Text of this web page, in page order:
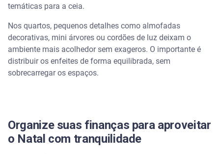
temáticas para a ceia.
Nos quartos, pequenos detalhes como almofadas
decorativas, mini árvores ou cordões de luz deixam o
ambiente mais acolhedor sem exageros. O importante é
distribuir os enfeites de forma equilibrada, sem
sobrecarregar os espaços.
Organize suas finanças para aproveitar
o Natal com tranquilidade